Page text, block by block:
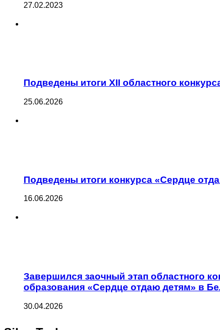
27.02.2023
Подведены итоги XII областного
25.06.2026
Подведены итоги конкурса «Сердце
16.06.2026
Завершился заочный этап областного
образования «Сердце отдаю детям» в
30.04.2026